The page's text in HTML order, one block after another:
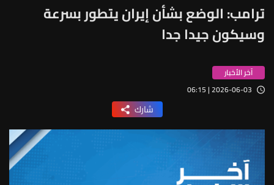
ترامب: الوضع بشأن إيران يتطور بسرعة
وسيكون جيدا جدا
آخر الأخبار
2026-06-03 | 06:15
شارك